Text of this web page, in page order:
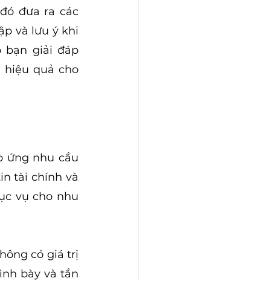
đưa ra các
và lưu ý khi
giải đáp
hiệu quả cho
ứng nhu cầu
tài chính và
vụ cho nhu
có giá trị
bày và tần